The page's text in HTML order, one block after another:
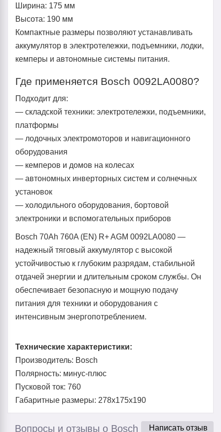
Ширина: 175 мм
Высота: 190 мм
Компактные размеры позволяют устанавливать
аккумулятор в электротележки, подъемники, лодки,
кемперы и автономные системы питания.
Где применяется Bosch 0092LA0080?
Подходит для:
— складской техники: электротележки, подъемники,
платформы
— лодочных электромоторов и навигационного
оборудования
— кемперов и домов на колесах
— автономных инверторных систем и солнечных
установок
— холодильного оборудования, бортовой
электроники и вспомогательных приборов
Bosch 70Ah 760A (EN) R+ AGM 0092LA0080 —
надежный тяговый аккумулятор с высокой
устойчивостью к глубоким разрядам, стабильной
отдачей энергии и длительным сроком службы. Он
обеспечивает безопасную и мощную подачу
питания для техники и оборудования с
интенсивным энергопотреблением.
Технические характеристики:
Производитель: Bosch
Полярность: минус-плюс
Пусковой ток: 760
Габаритные размеры: 278x175x190
Написать отзыв
Вопросы и отзывы о Bosch